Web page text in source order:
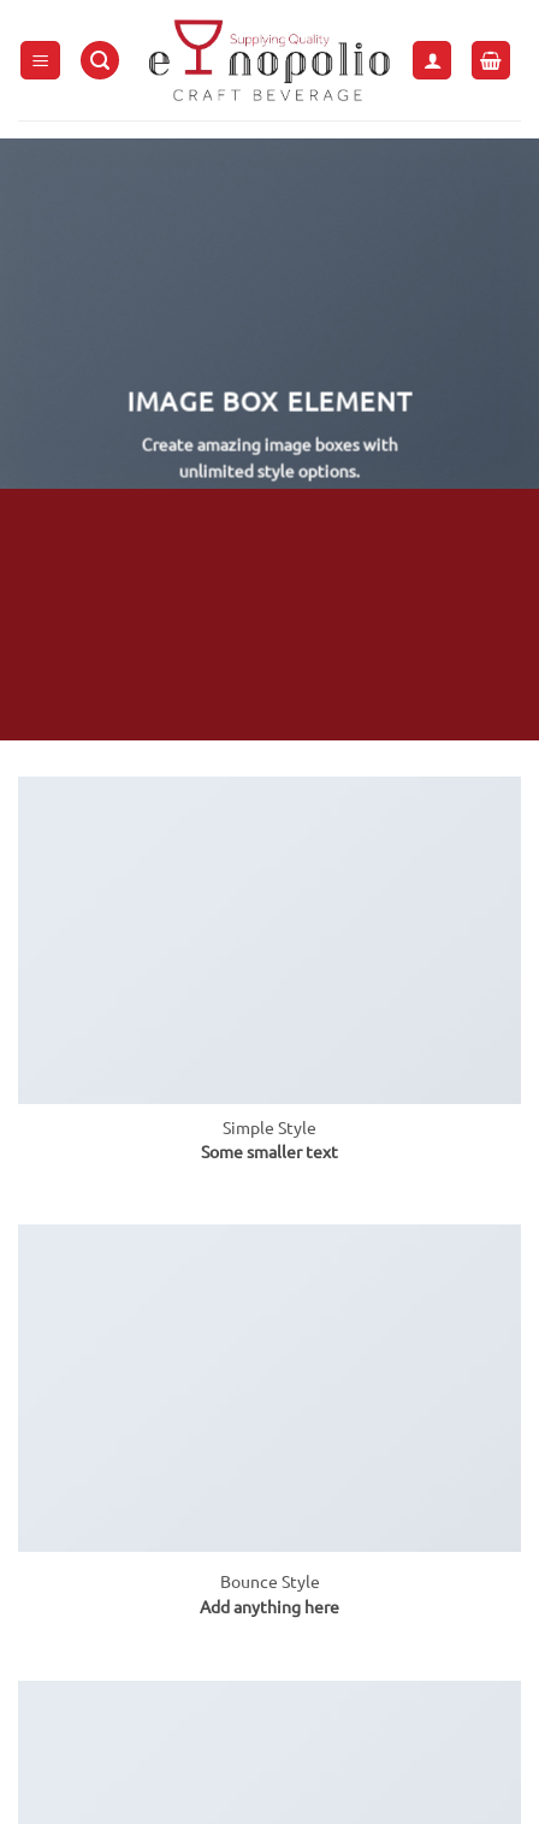
στο
περιεχόμενο
IMAGE BOX ELEMENT
Create amazing image boxes with
unlimited style options.
Simple Style
Some smaller text
Bounce Style
Add anything here